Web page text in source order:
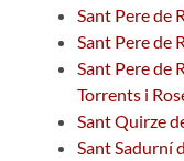
Sant Pere de
Sant Pere de
Sant Pere de
Torrents i
Sant Quirze
Sant Sadurní